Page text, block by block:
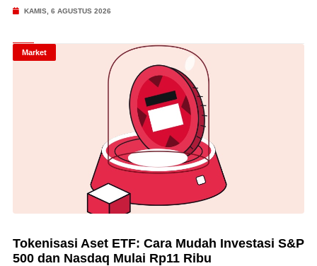
KAMIS, 6 AGUSTUS 2026
Market
Tokenisasi Aset ETF: Cara Mudah Investasi S&P
500 dan Nasdaq Mulai Rp11 Ribu